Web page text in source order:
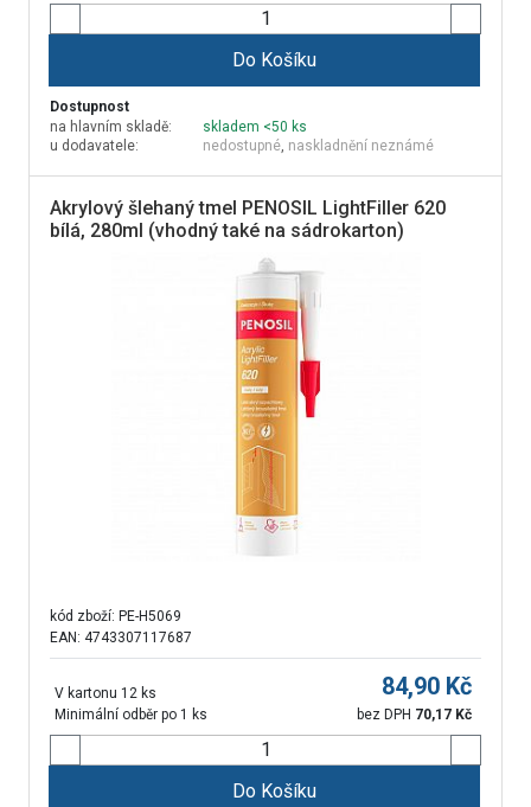
Do Košíku
Dostupnost
na hlavním skladě:
skladem <50 ks
u dodavatele:
nedostupné, naskladnění neznámé
Akrylový šlehaný tmel PENOSIL LightFiller 620
bílá, 280ml (vhodný také na sádrokarton)
kód zboží: PE-H5069
EAN: 4743307117687
V kartonu 12 ks
Minimální odběr po 1 ks
84,90 Kč
bez DPH 70,17 Kč
Do Košíku